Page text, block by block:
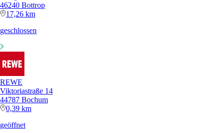
46240 Bottrop
17,26 km
geschlossen
REWE
Viktoriastraße 14
44787 Bochum
0,39 km
geöffnet